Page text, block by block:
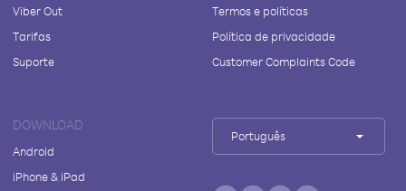
Viber Out
Tarifas
Suporte
Termos e políticas
Política de privacidade
Customer Complaints Code
DOWNLOAD
Android
iPhone & iPad
Português